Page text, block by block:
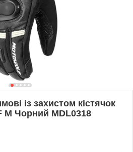
із захистом кістячок
M Чорний MDL0318